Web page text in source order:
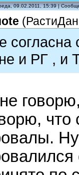
09.02.2011, 15:39 |
(
согласна
и РГ , и
что
Ну